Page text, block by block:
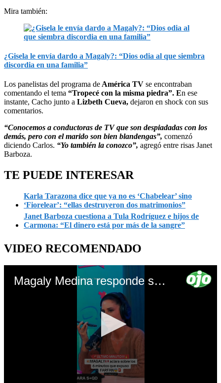
Mira también:
¿Gisela le envía dardo a Magaly?: “Dios odia al que siembra
discordia en una familia”
Los panelistas del programa de América TV se encontraban
comentando el tema “Tropecé con la misma piedra”. En ese
instante, Cacho junto a Lizbeth Cueva, dejaron en shock con sus
comentarios.
“Conocemos a conductoras de TV que son despiadadas con los
demás, pero con el marido son bien blandengas”, comenzó
diciendo Carlos. “Yo también la conozco”, agregó entre risas Janet
Barboza.
TE PUEDE INTERESAR
Karla Tarazona dice que ya no es ‘Chabelear’ sino
‘Fiorelear’: “ellas destruyeron dos matrimonios”
Janet Barboza cuestiona a Tula Rodríguez e hijos de
Carmona: “El dinero está por más de la sangre”
VIDEO RECOMENDADO
Magaly Medina responde sobre los polémicos ‘6 minutos’ en la parroquia: “Ese día no fui a firmar”